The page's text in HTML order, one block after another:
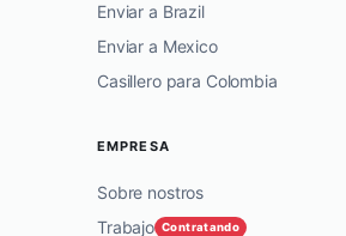
Enviar a Brazil
Enviar a Mexico
Casillero para Colombia
EMPRESA
Sobre nostros
Trabajo Contratando